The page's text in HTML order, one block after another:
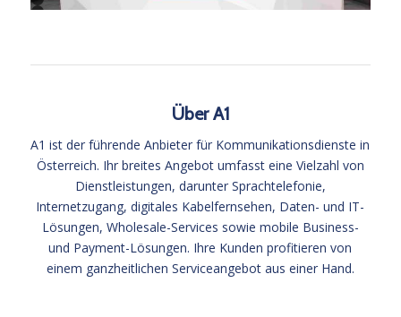
Über A1
A1 ist der führende Anbieter für Kommunikationsdienste in
Österreich. Ihr breites Angebot umfasst eine Vielzahl von
Dienstleistungen, darunter Sprachtelefonie,
Internetzugang, digitales Kabelfernsehen, Daten- und IT-
Lösungen, Wholesale-Services sowie mobile Business-
und Payment-Lösungen. Ihre Kunden profitieren von
einem ganzheitlichen Serviceangebot aus einer Hand.